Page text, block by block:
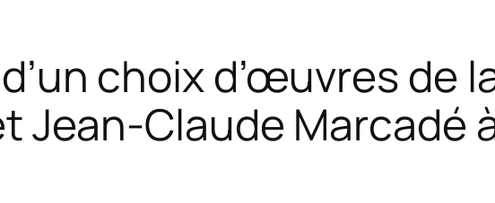
choix d’œuvres de
Jean-Claude Marcadé